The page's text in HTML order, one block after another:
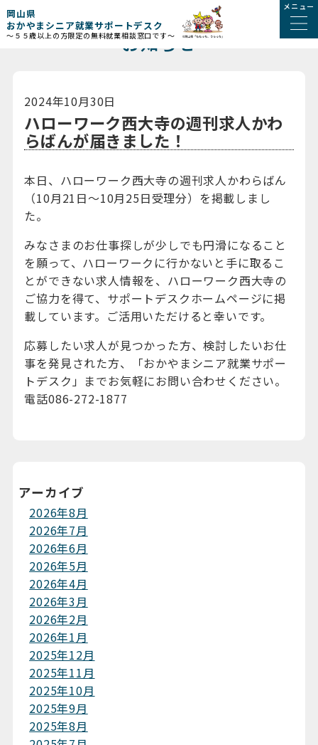
岡山県
おかやまシニア就業サポートデスク
～５５歳以上の方限定の無料就業相談窓口です～
メニュー
お知らせ
2024年10月30日
ハローワーク西大寺の週刊求人かわ
らばんが届きました！
本日、ハローワーク西大寺の週刊求人かわらばん
（10月21日～10月25日受理分）を掲載しまし
た。
みなさまのお仕事探しが少しでも円滑になること
を願って、ハローワークに行かないと手に取るこ
とができない求人情報を、ハローワーク西大寺の
ご協力を得て、サポートデスクホームページに掲
載しています。ご活用いただけると幸いです。
応募したい求人が見つかった方、検討したいお仕
事を発見された方、「おかやまシニア就業サポー
トデスク」までお気軽にお問い合わせください。
電話086-272-1877
アーカイブ
2026年8月
2026年7月
2026年6月
2026年5月
2026年4月
2026年3月
2026年2月
2026年1月
2025年12月
2025年11月
2025年10月
2025年9月
2025年8月